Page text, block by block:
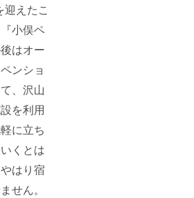
えたこ
小俣ペ
はオー
ンショ
、沢山
を利用
に立ち
くとは
はり宿
せん。